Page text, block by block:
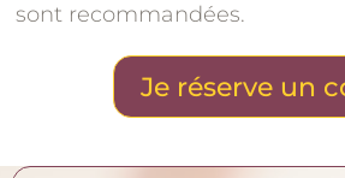
sont recommandées.
Je réserve un